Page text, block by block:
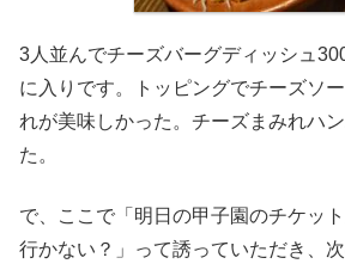
3人並んでチーズバーグディッシュ
に入りです。トッピングでチーズソ
れが美味しかった。チーズまみれハ
た。
で、ここで「明日の甲子園のチケッ
行かない？」って誘っていただき、